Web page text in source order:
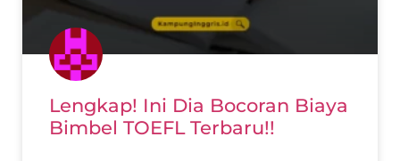
Lengkap! Ini Dia Bocoran Biaya
Bimbel TOEFL Terbaru!!